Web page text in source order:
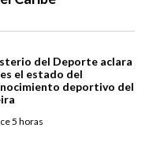
del Deporte aclara
el estado del
deportivo del
5 horas